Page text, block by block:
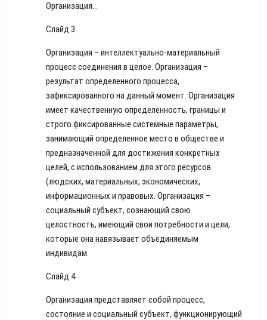
Организация…
Слайд 3
Организация – интеллектуально-материальный
процесс соединения в целое. Организация –
результат определенного процесса,
зафиксированного на данный момент. Организация
имеет качественную определенность, границы и
строго фиксированные системные параметры,
занимающий определенное место в обществе и
предназначенной для достижения конкретных
целей, с использованием для этого ресурсов
(людских, материальных, экономических,
информационных и правовых. Организация –
социальный субъект, сознающий свою
целостность, имеющий свои потребности и цели,
которые она навязывает объединяемым
индивидам.
Слайд 4
Организация представляет собой процесс,
состояние и социальный субъект, функционирующий